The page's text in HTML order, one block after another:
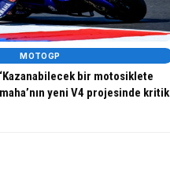
MOTOGP
bir motosiklete
yeni V4 projesinde kritik